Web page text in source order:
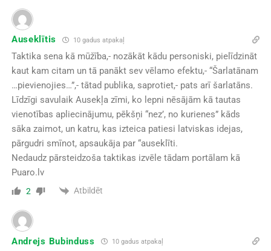
Auseklītis 10 gadus atpakaļ
Taktika sena kā mūžība,- nozākāt kādu personiski, pielīdzināt
kaut kam citam un tā panākt sev vēlamo efektu,- “Šarlatānam
…pievienojies…”,- tātad publika, saprotiet,- pats arī šarlatāns.
Līdzīgi savulaik Ausekļa zīmi, ko lepni nēsājām kā tautas
vienotības apliecinājumu, pēkšņi “nez’, no kurienes” kāds
sāka zaimot, un katru, kas izteica patiesi latviskas idejas,
pārgudri smīnot, apsaukāja par “auseklīti.
Nedaudz pārsteidzoša taktikas izvēle tādam portālam kā
Puaro.lv
2 Atbildēt
Andrejs Bubinduss 10 gadus atpakaļ